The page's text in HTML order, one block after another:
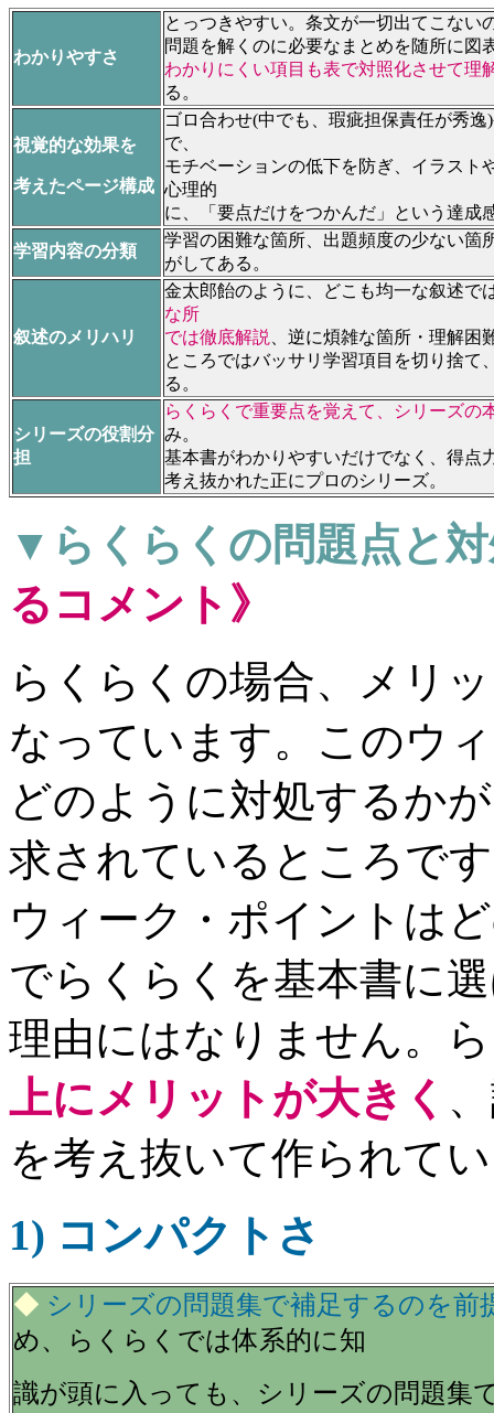
わかりやすさ
とっつきやすい。条文が一切出てこない
問題を解くのに必要なまとめを随所に図
わかりにくい項目も表で対照化させて理
る。
視覚的な効果を
考えたページ構成
ゴロ合わせ(中でも、瑕疵担保責任が秀
で、
モチベーションの低下を防ぎ、イラスト
心理的
に、「要点だけをつかんだ」という達成
学習内容の分類
学習の困難な箇所、出題頻度の少ない箇
がしてある。
叙述のメリハリ
金太郎飴のように、どこも均一な叙述で
な所
では徹底解説
、逆に煩雑な箇所・理解困
ところではバッサリ学習項目を切り捨て
る。
シリーズの役割分
担
らくらくで重要点を覚えて、シリーズの
み。
基本書がわかりやすいだけでなく、得点
考え抜かれた正にプロのシリーズ。
▼らくらくの問題点と
るコメント》
らくらくの場合、メリ
なっています。このウ
どのように対処するか
求されているところで
ウィーク・ポイントは
でらくらくを基本書に
理由にはなりません。
上にメリットが大きく
を考え抜いて作られて
1) コンパクトさ
◆ シリーズの問題集で補足するのを前
め、らくらくでは体系的に知
識が頭に入っても、シリーズの問題集